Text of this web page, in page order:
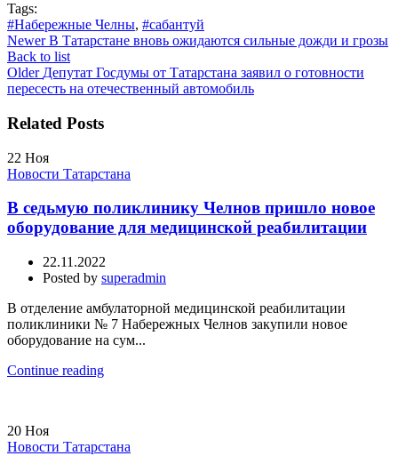
Tags:
#Набережные Челны, #сабантуй
Newer В Татарстане вновь ожидаются сильные дожди и грозы
Back to list
Older Депутат Госдумы от Татарстана заявил о готовности
пересесть на отечественный автомобиль
Related Posts
22 Ноя
Новости Татарстана
В седьмую поликлинику Челнов пришло новое
оборудование для медицинской реабилитации
22.11.2022
Posted by superadmin
В отделение амбулаторной медицинской реабилитации
поликлиники № 7 Набережных Челнов закупили новое
оборудование на сум...
Continue reading
20 Ноя
Новости Татарстана